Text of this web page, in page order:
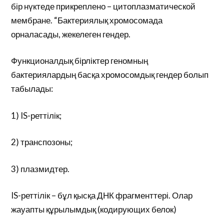
бір нүктеде прикреплено – цитоплазматической
мембране. “Бактериялық хромосомада
орналасады, жекелеген гендер.
Функционалдық бірліктер геномның
бактериялардың басқа хромосомдық гендер болып
табылады:
1) IS-реттілік;
2) транспозоны;
3) плазмидтер.
IS-реттілік – бұл қысқа ДНК фрагменттері. Олар
жауапты құрылымдық (кодирующих белок)